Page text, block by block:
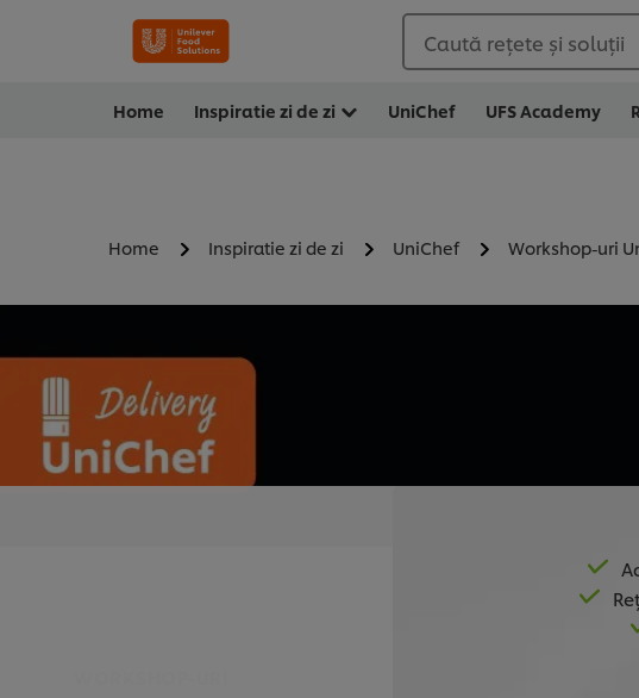
Caută rețete și soluții
Home Inspiratie zi de zi UniChef UFS Academy
Home Inspiratie zi de zi UniChef Workshop-uri